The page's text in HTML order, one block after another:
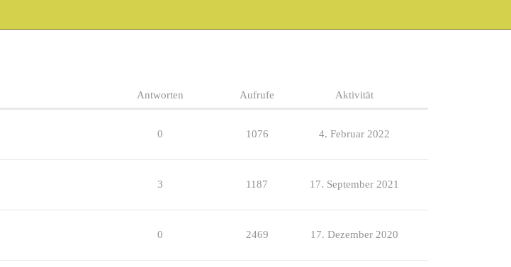
Antworten Aufrufe Aktivität
0 1076 4. Februar 2022
3 1187 17. September 2021
0 2469 17. Dezember 2020